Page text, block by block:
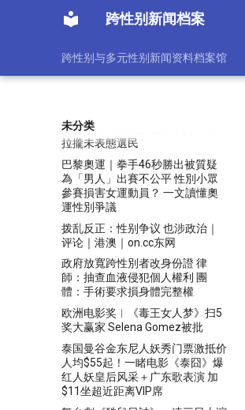
跨性别新闻档案
跨性别与多元性别新闻资料档案馆
未分类
成功改身份證性別：續走平權未竟
路
別不只男、女 倡奧運摒棄性別分
川普藉反跨性別廣告攻擊賀錦麗
拉攏未表態選民
巴黎奧運｜拳手46秒勝出被質疑
為「男人」出賽不公平 性別小眾
參賽損害女運動員？ 一文讀懂奧
運性別爭議
拨乱反正：性别争议 也涉政治｜
评论｜港澳｜on.cc东网
政府放寬跨性別者改身份證 律
師：抽查血液侵犯個人權利 團
體：手術要求損身體完整權
欧洲电影奖︱《毒王女人梦》扫5
奖大赢家 Selena Gomez被批
泰国曼谷金东尼人妖秀门票激抵价
人均$55起！一睹电影《泰囧》爆
红人妖皇后风采＋广东歌表演 加
$11坐超近距离VIP席